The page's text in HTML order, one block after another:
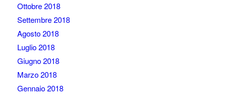
Ottobre 2018
Settembre 2018
Agosto 2018
Luglio 2018
Giugno 2018
Marzo 2018
Gennaio 2018